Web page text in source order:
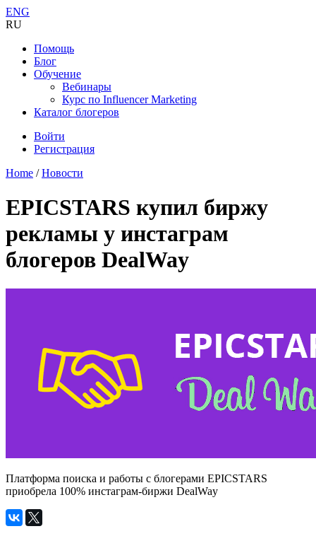
ENG
RU
Помощь
Блог
Обучение
Вебинары
Курс по Influencer Marketing
Каталог блогеров
Войти
Регистрация
Home /Новости
EPICSTARS купил биржу
рекламы у инстаграм
блогеров DealWay
Платформа поиска и работы с блогерами EPICSTARS
приобрела 100% инстаграм-биржи DealWay